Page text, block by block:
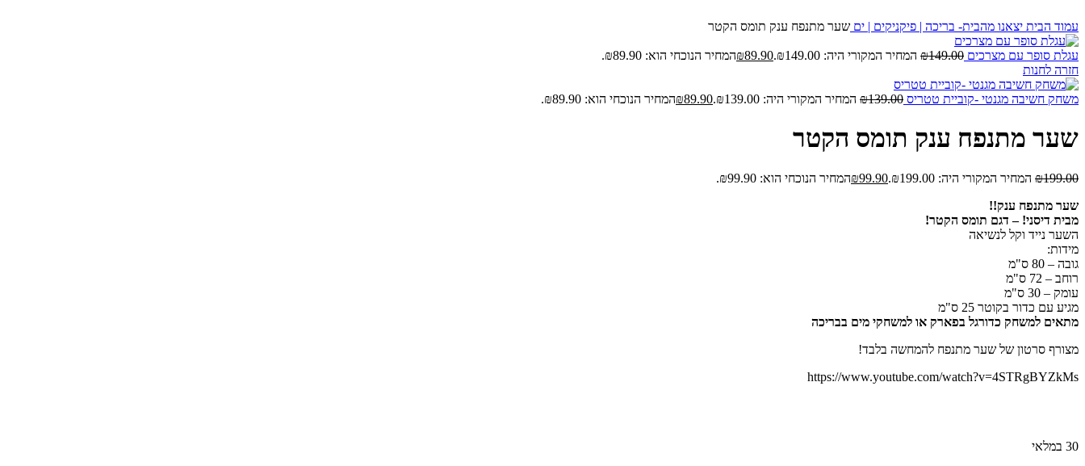
עמוד הבית יצאנו מהבית- בריכה | פיקניקים | ים שער מתנפח ענק תומס הקטר
עגלת סופר עם מצרכים ₪149.00 המחיר המקורי היה: ₪149.00. ₪89.90
המחיר הנוכחי הוא: ₪89.90.
חזרה לחנות
משחק חשיבה מגנטי -קוביית טטריס ₪139.00 המחיר המקורי היה: ₪139.00. ₪89.90 המחיר הנוכחי הוא: ₪89.90.
שער מתנפח ענק תומס הקטר
₪199.00 המחיר המקורי היה: ₪199.00. ₪99.90
המחיר הנוכחי הוא: ₪99.90.
שער מתנפח ענק!!
מבית דיסני! – דגם תומס הקטר!
השער נייד וקל לנשיאה
מידות:
גובה – 80 ס"מ
רוחב – 72 ס"מ
עומק – 30 ס"מ
מגיע עם כדור בקוטר 25 ס"מ
מתאים למשחק כדורגל בפארק או למשחקי מים בבריכה
מצורף סרטון של שער מתנפח להמחשה בלבד!
https://www.youtube.com/watch?v=4STRgBYZkMs
30 במלאי